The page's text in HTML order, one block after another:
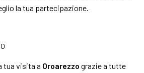
la tua partecipazione.
tua visita a Oroarezzo grazie a tutte